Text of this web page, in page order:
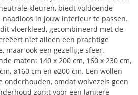
kleuren, biedt voldoende
naadloos in jouw interieur te passen.
vloerkleed, gecombineerd met de
niet alleen een prachtige
maar ook een gezellige sfeer.
maten: 140 x 200 cm, 160 x 230 cm,
ø160 cm en ø200 cm. Een wollen
onderhouden, omdat wolvezels geen
zorgt voor een langere